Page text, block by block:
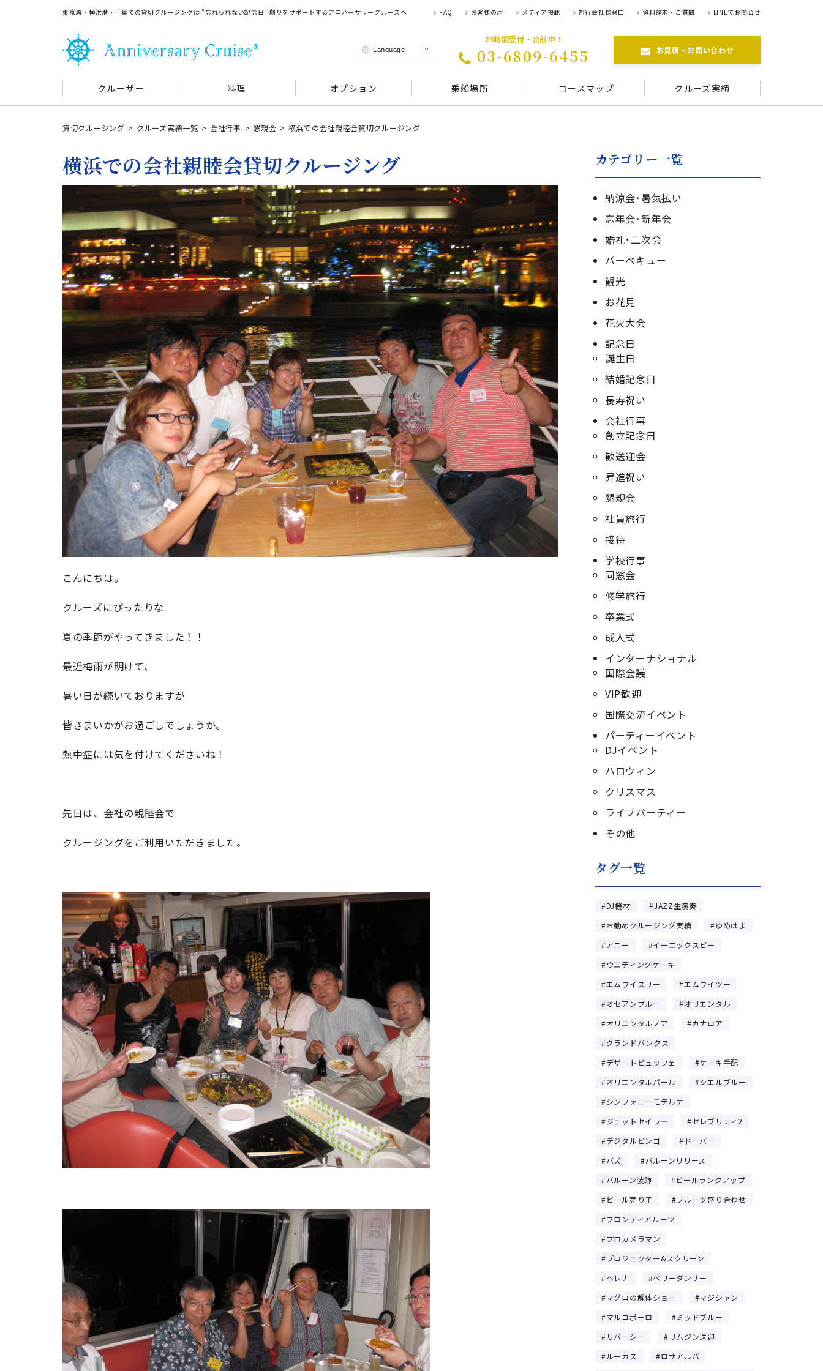
東京湾・横浜港・千葉での貸切クルージングは ”忘れられない記念日” 創りをサポートするアニバーサリークルーズへ FAQ お客様の声 メディア掲載 旅行会社様窓口 資料請求・ご質問 LINEでお問合せ
24時間受付・出航中！
03-6809-6455 お見積・お問い合わせ
クルーザー 料理 オプション 乗船場所 コースマップ クルーズ実績
貸切クルージング クルーズ実績一覧 会社行事 懇親会 横浜での会社親睦会貸切クルージング
横浜での会社親睦会貸切クルージング
こんにちは。
クルーズにぴったりな
夏の季節がやってきました！！
最近梅雨が明けて、
暑い日が続いておりますが
皆さまいかがお過ごしでしょうか。
熱中症には気を付けてくださいね！
先日は、会社の親睦会で
クルージングをご利用いただきました。
カテゴリー一覧
納涼会･暑気払い
忘年会･新年会
婚礼･二次会
バーベキュー
観光
お花見
花火大会
記念日
誕生日
結婚記念日
長寿祝い
会社行事
創立記念日
歓送迎会
昇進祝い
懇親会
社員旅行
接待
学校行事
同窓会
修学旅行
卒業式
成人式
インターナショナル
国際会議
VIP歓迎
国際交流イベント
パーティーイベント
DJイベント
ハロウィン
クリスマス
ライブパーティー
その他
タグ一覧
DJ機材
JAZZ生演奏
お勧めクルージング実績
ゆめはま
アニー
イーエックスピー
ウエディングケーキ
エムワイスリー
エムワイツー
オセアンブルー
オリエンタル
オリエンタルノア
カナロア
グランドバンクス
デザートビュッフェ
ケーキ手配
オリエンタルパール
シエルブルー
シンフォニーモデルナ
ジェットセイラ―
セレブリティ2
デジタルビンゴ
ドーバー
バズ
バルーンリリース
バルーン装飾
ビールランクアップ
ビール売り子
フルーツ盛り合わせ
フロンティアルーツ
プロカメラマン
プロジェクター&スクリーン
ヘレナ
ベリーダンサー
マグロの解体ショー
マジシャン
マルコポーロ
ミッドブルー
リバーシー
リムジン送迎
ルーカス
ロサアルバ